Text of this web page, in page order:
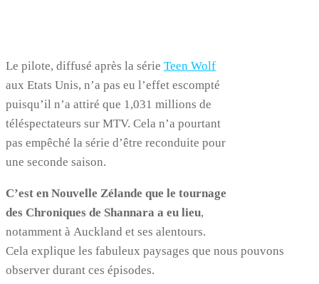
Le pilote, diffusé après la série Teen Wolf
aux Etats Unis, n’a pas eu l’effet escompté
puisqu’il n’a attiré que 1,031 millions de
téléspectateurs sur MTV. Cela n’a pourtant
pas empêché la série d’être reconduite pour
une seconde saison.
C’est en Nouvelle Zélande que le tournage
des Chroniques de Shannara a eu lieu,
notamment à Auckland et ses alentours.
Cela explique les fabuleux paysages que nous pouvons
observer durant ces épisodes.